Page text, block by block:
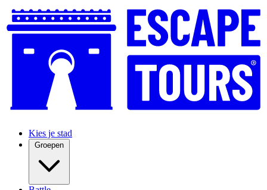
Kies je stad
Groepen